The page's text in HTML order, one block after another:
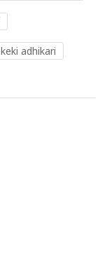
adhikari